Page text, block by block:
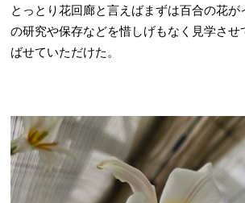
とっとり花回廊と言えばまずは百合の花が
の研究や保存などを惜しげもなく見学させ
ばせていただけた。